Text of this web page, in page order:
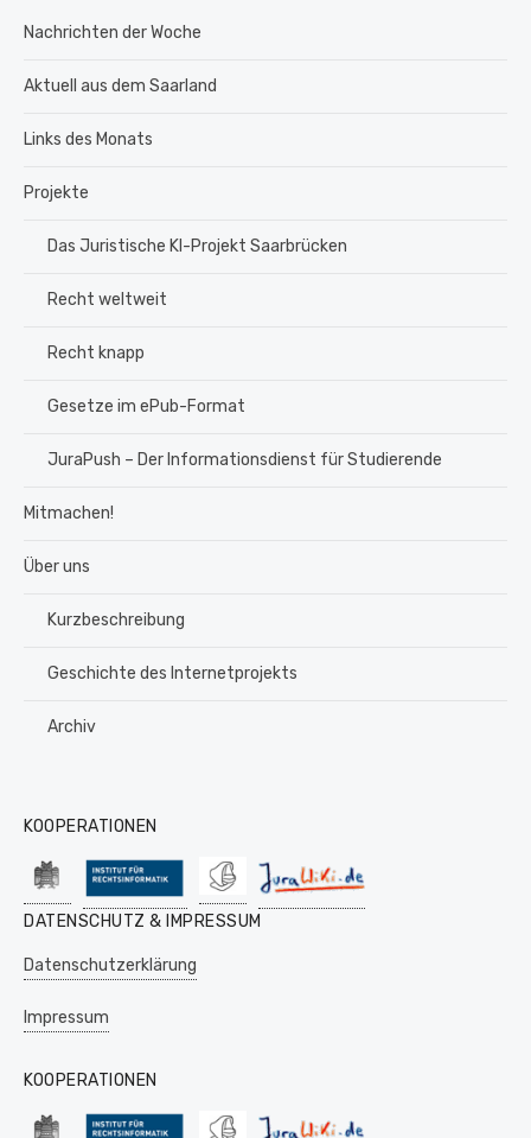
Nachrichten der Woche
Aktuell aus dem Saarland
Links des Monats
Projekte
Das Juristische KI-Projekt Saarbrücken
Recht weltweit
Recht knapp
Gesetze im ePub-Format
JuraPush – Der Informationsdienst für Studierende
Mitmachen!
Über uns
Kurzbeschreibung
Geschichte des Internetprojekts
Archiv
KOOPERATIONEN
DATENSCHUTZ & IMPRESSUM
Datenschutzerklärung
Impressum
KOOPERATIONEN